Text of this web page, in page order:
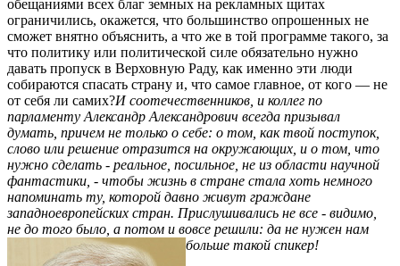
обещаниями всех благ земных на рекламных щитах
ограничились, окажется, что большинство опрошенных не
сможет внятно объяснить, а что же в той программе такого, за
что политику или политической силе обязательно нужно
давать пропуск в Верховную Раду, как именно эти люди
собираются спасать страну и, что самое главное, от кого — не
от себя ли самих?И соотечественников, и коллег по
парламенту Алек­сандр Алек­сандро­вич всегда призывал
думать, причем не только о себе: о том, как твой поступок,
слово или решение отразится на окружающих, и о том, что
нужно сделать - реальное, посильное, не из области научной
фантастики, - чтобы жизнь в стране стала хоть немного
напоминать ту, которой давно живут граждане
западноевропейских стран. Прислушивались не все - видимо,
не до того было, а потом и вовсе решили: да не нужен нам
больше такой спикер!